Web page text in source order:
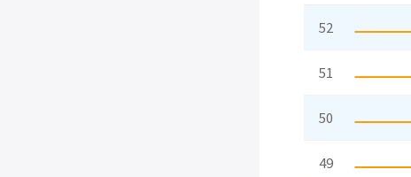
52
51
50
49